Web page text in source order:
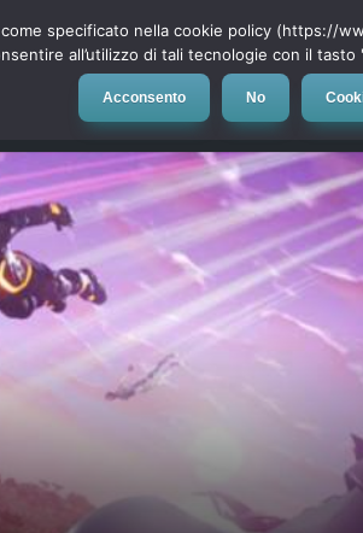
Social Network App
specificato nella cookie policy (https://
all’utilizzo di tali tecnologie con il
Acconsento No